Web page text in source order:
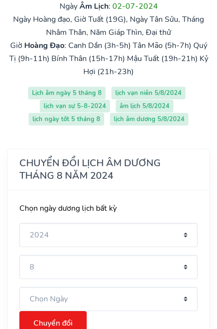
NgàyÂm Lịch: 02-07-2024
Ngày Hoàng đạo, Giờ Tuất (19G), Ngày Tân Sửu, Tháng
Nhâm Thân, Năm Giáp Thìn, Đại thử
Giờ Hoàng Đạo: Canh Dần (3h-5h) Tân Mão (5h-7h) Quý
Tị (9h-11h) Bính Thân (15h-17h) Mậu Tuất (19h-21h) Kỷ
Hợi (21h-23h)
Lịch âm ngày 5 tháng 8
lịch vạn niên 5/8/2024
lịch vạn sự 5-8-2024
âm lịch 5/8/2024
lịch ngày tốt 5 tháng 8
lịch âm dương 5/8/2024
CHUYỂN ĐỔI LỊCH ÂM DƯƠNG
THÁNG 8 NĂM 2024
Chọn ngày dương lịch bất kỳ
Chuyển đổi